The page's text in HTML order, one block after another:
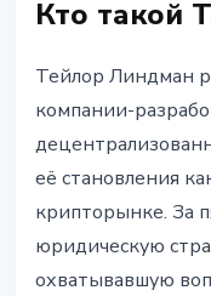
Кто такой
Тейлор Линдман
компании-
её становления
крипторынке. За
юридическую
охватывавшую